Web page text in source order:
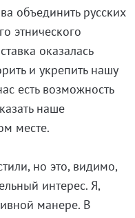
объединить русских
этнического
оказалась
и укрепить нашу
есть возможность
наше
месте.
но это, видимо,
интерес. Я,
манере. В